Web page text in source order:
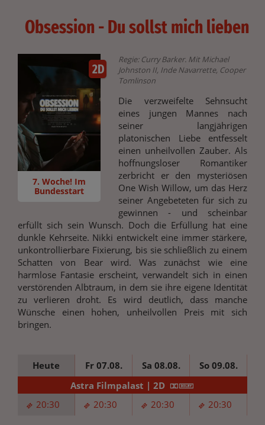
Obsession - Du sollst mich lieben
2D
7. Woche! Im
Bundesstart
Regie: Curry Barker. Mit Michael
Johnston II, Inde Navarrette, Cooper
Tomlinson
Die verzweifelte Sehnsucht
eines jungen Mannes nach
seiner langjährigen
platonischen Liebe entfesselt
einen unheilvollen Zauber. Als
hoffnungsloser Romantiker
zerbricht er den mysteriösen
One Wish Willow, um das Herz
seiner Angebeteten für sich zu
gewinnen - und scheinbar
erfüllt sich sein Wunsch. Doch die Erfüllung hat eine
dunkle Kehrseite. Nikki entwickelt eine immer stärkere,
unkontrollierbare Fixierung, bis sie schließlich zu einem
Schatten von Bear wird. Was zunächst wie eine
harmlose Fantasie erscheint, verwandelt sich in einen
verstörenden Albtraum, in dem sie ihre eigene Identität
zu verlieren droht. Es wird deutlich, dass manche
Wünsche einen hohen, unheilvollen Preis mit sich
bringen.
Heute Fr 07.08. Sa 08.08. So 09.08.
20:30 20:30 20:30 20:30
Astra Filmpalast | 2D